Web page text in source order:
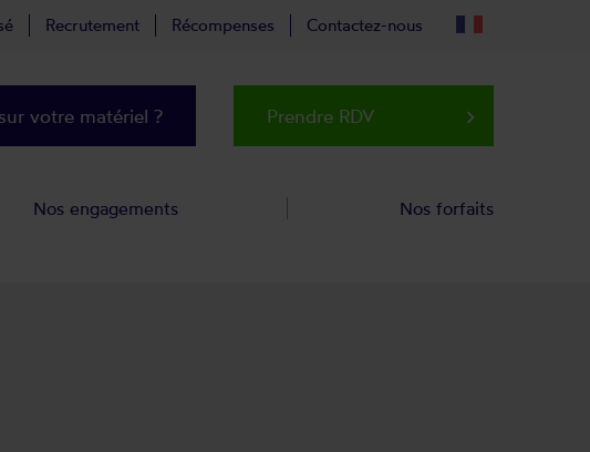
Recrutement Récompenses Contactez-nous
votre matériel ? Prendre RDV keyboard_arrow_right
Nos engagements Nos forfaits